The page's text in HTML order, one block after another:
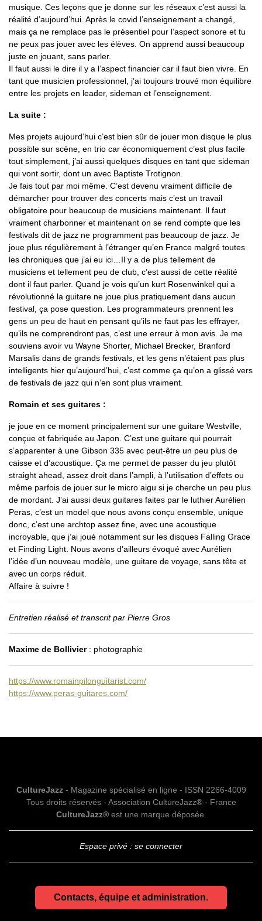
musique. Ces leçons que je donne sur les réseaux c’est aussi la
réalité d’aujourd’hui. Après le covid l’enseignement a changé,
mais ça ne remplace pas le présentiel pour l’aspect sonore et tu
ne peux pas jouer avec les élèves. On apprend aussi beaucoup
juste en jouant, sans parler.
Il faut aussi le dire il y a l’aspect financier car il faut bien vivre. En
tant que musicien professionnel, j’ai toujours trouvé mon équilibre
entre les projets en leader, sideman et l’enseignement.
La suite :
Mes projets aujourd’hui c’est bien sûr de jouer mon disque le plus
possible sur scène, en trio car économiquement c’est plus facile
tout simplement, j’ai aussi quelques disques en tant que sideman
qui vont sortir, dont un avec Baptiste Trotignon.
Je fais tout par moi même. C’est devenu vraiment difficile de
démarcher pour trouver des concerts mais c’est un travail
obligatoire pour beaucoup de musiciens maintenant. Il faut
vraiment charbonner et maintenant on se rend compte que les
festivals dit de jazz ne programment pas beaucoup de jazz. Je
joue plus régulièrement à l’étranger qu’en France malgré toutes
les chroniques que j’ai eu ici…Il y a de plus tellement de
musiciens et tellement peu de club, c’est aussi de cette réalité
dont il faut parler. Quand je vois qu’un kurt Rosenwinkel qui a
révolutionné la guitare ne joue plus pratiquement dans aucun
festival, ça pose question. Les programmateurs prennent les
gens un peu de haut en pensant qu’ils ne faut pas les effrayer,
qu’ils ne comprendront pas, c’est une erreur à mon avis. Je me
souviens avoir vu Wayne Shorter, Michael Brecker, Branford
Marsalis dans de grands festivals, et les gens n’étaient pas plus
intelligents hier qu’aujourd’hui, c’est comme ça qu’on a glissé vers
de festivals de jazz qui n’en sont plus vraiment.
Romain et ses guitares :
je joue en ce moment principalement sur une guitare Westville,
conçue et fabriquée au Japon. C’est une guitare qui pourrait
s’apparenter à une Gibson 335 avec peut-être un peu plus de
caisse et d’acoustique. Ça me permet de passer du jeu plutôt
straight ahead, assez droit dans l’ampli, à l’utilisation d’effets ou
même parfois de jouer sur le micro aigu si je cherche un peu plus
de mordant. J’ai aussi deux guitares faites par le luthier Aurélien
Peras, c’est un model que nous avons conçu ensemble, unique
donc, c’est une archtop assez fine, avec une acoustique
incroyable, que j’ai joué notamment sur les disques Falling Grace
et Finding Light. Nous avons d’ailleurs évoqué avec Aurélien
l’idée d’un nouveau modèle, une guitare de voyage, sans tête et
avec un corps réduit.
Affaire à suivre !
Entretien réalisé et transcrit par Pierre Gros
Maxime de Bollivier: photographie
https://www.romainpilonguitarist.com/
https://www.peras-guitares.com/
CultureJazz- Magazine spécialisé en ligne - ISSN 2266-4009
Tous droits réservés - Association CultureJazz® - France
CultureJazz®est une marque déposée.
Espace privé : se connecter
Contacts, équipe et administration.